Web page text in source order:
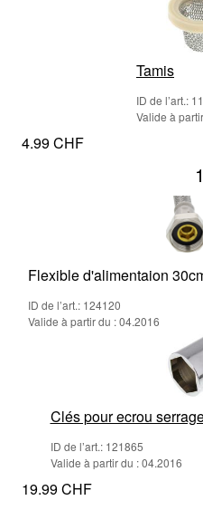
Tamis
ID de l’art.:
Valide à
4.99 CHF
Flexible d'alimentaion
ID de l’art.: 124120
Valide à partir du : 04.2016
Clés pour ecrou
ID de l’art.: 121865
Valide à partir du : 04.2016
19.99 CHF